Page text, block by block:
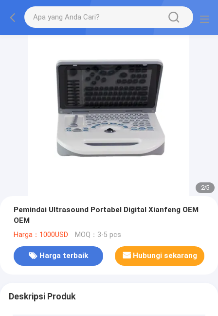
2/5
Pemindai Ultrasound Portabel Digital Xianfeng OEM
OEM
Harga：1000USD MOQ：3-5 pcs
Harga terbaik Hubungi sekarang
Deskripsi Produk